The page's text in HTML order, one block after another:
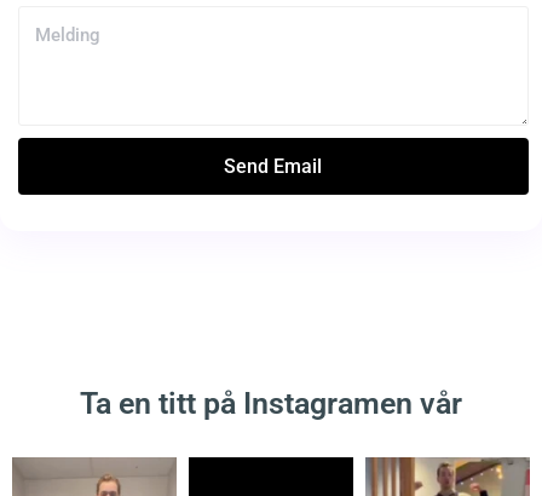
Send Email
Ta en titt på Instagramen vår